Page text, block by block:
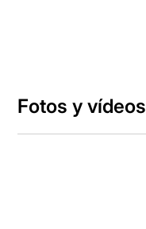
Fotos y vídeos